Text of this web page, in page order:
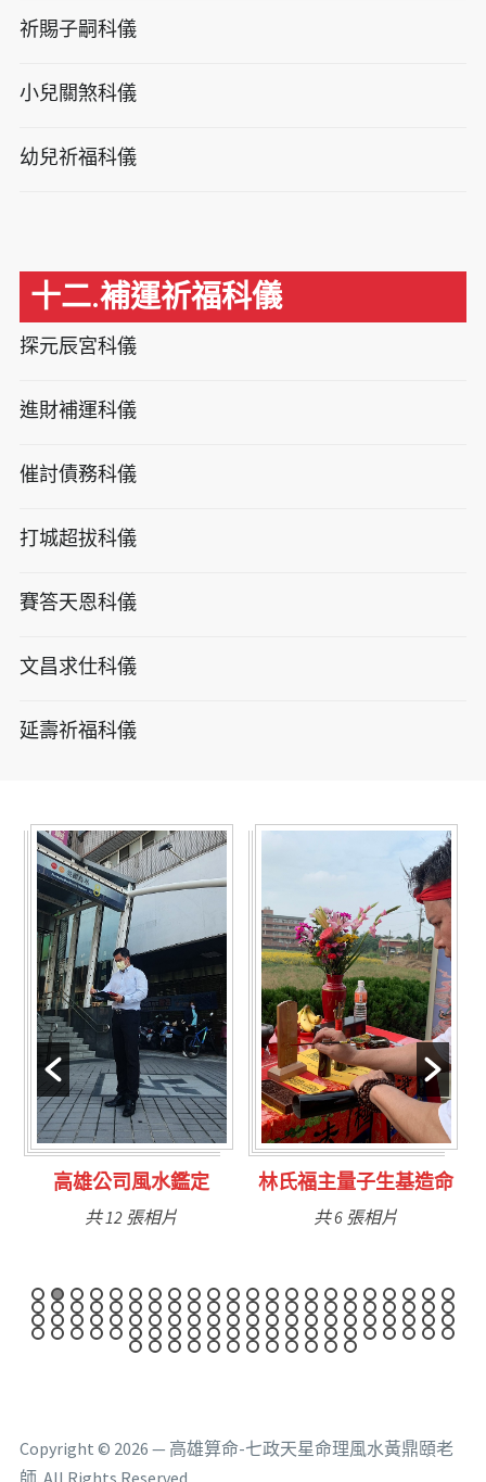
祈賜子嗣科儀
小兒關煞科儀
幼兒祈福科儀
十二.補運祈福科儀
探元辰宮科儀
進財補運科儀
催討債務科儀
打城超拔科儀
賽答天恩科儀
文昌求仕科儀
延壽祈福科儀
林氏福主量子生基造命
共 6 張相片
台南永康風水鑑定
共 9 張相片
Copyright © 2026 — 高雄算命-七政天星命理風水黃鼎頤老